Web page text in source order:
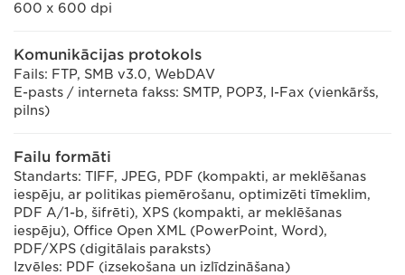
600 x 600 dpi
Komunikācijas protokols
Fails: FTP, SMB v3.0, WebDAV
E-pasts / interneta fakss: SMTP, POP3, I-Fax (vienkāršs,
pilns)
Failu formāti
Standarts: TIFF, JPEG, PDF (kompakti, ar meklēšanas
iespēju, ar politikas piemērošanu, optimizēti tīmeklim,
PDF A/1-b, šifrēti), XPS (kompakti, ar meklēšanas
iespēju), Office Open XML (PowerPoint, Word),
PDF/XPS (digitālais paraksts)
Izvēles: PDF (izsekošana un izlīdzināšana)